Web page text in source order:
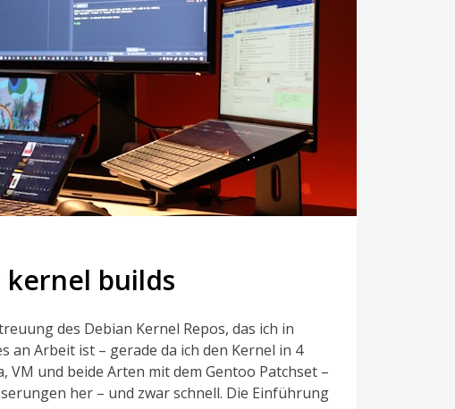
builds
des Debian Kernel Repos, das ich in
Arbeit ist – gerade da ich den Kernel in 4
VM und beide Arten mit dem Gentoo Patchset –
her – und zwar schnell. Die Einführung